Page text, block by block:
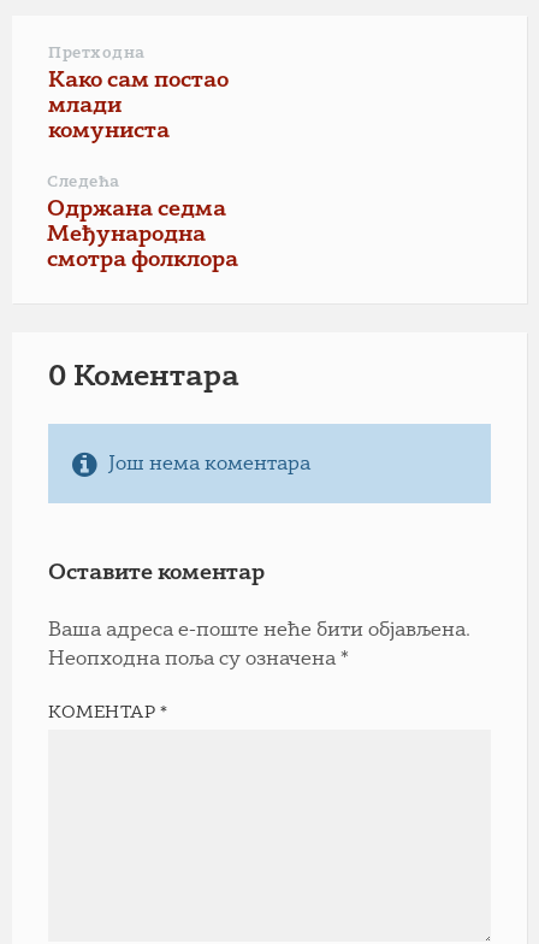
Претходна
Како сам постао
млади
комуниста
Следећа
Одржана седма
Међународна
смотра фолклора
0 Коментарa
Још нема коментара
Оставите коментар
Ваша адреса е-поште неће бити објављена.
Неопходна поља су означена *
КОМЕНТАР*